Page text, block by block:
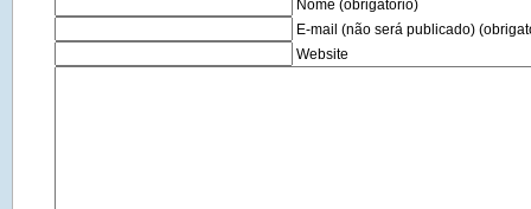
Nome (obrigatório)
E-mail (não será publicado)
Website